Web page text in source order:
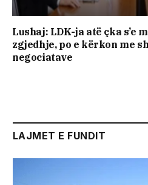
Lushaj: LDK-ja atë çka s’e
zgjedhje, po e kërkon me
negociatave
LAJMET E FUNDIT